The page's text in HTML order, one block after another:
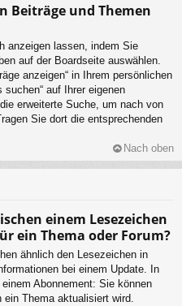
Beiträge und Themen
anzeigen lassen, indem Sie
auf der Boardseite auswählen.
anzeigen“ in Ihrem persönlichen
suchen“ auf Ihrer eigenen
erweiterte Suche, um nach von
Sie dort die entsprechenden
Nach oben
einem Lesezeichen
ein Thema oder Forum?
ähnlich den Lesezeichen in
bei einem Update. In
Abonnement: Sie können
ein Thema aktualisiert wird.